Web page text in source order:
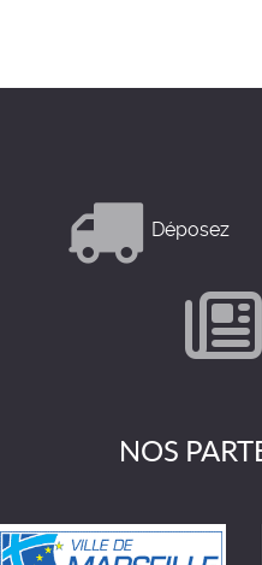
Déposez
NOS